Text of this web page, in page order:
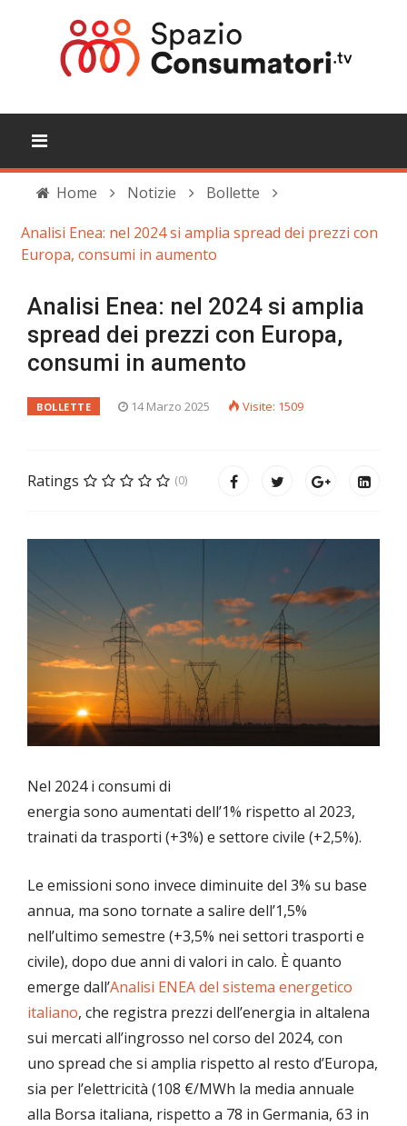
Home Notizie
Bollette
Analisi Enea: nel 2024 si amplia spread dei prezzi con
Europa, consumi in aumento
Analisi Enea: nel 2024 si amplia
spread dei prezzi con Europa,
consumi in aumento
BOLLETTE 14 Marzo 2025 Visite: 1509
Ratings (0)
Nel 2024 i consumi di
energia sono aumentati dell’1% rispetto al 2023,
trainati da trasporti (+3%) e settore civile (+2,5%).
Le emissioni sono invece diminuite del 3% su base
annua, ma sono tornate a salire dell’1,5%
nell’ultimo semestre (+3,5% nei settori trasporti e
civile), dopo due anni di valori in calo. È quanto
emerge dall’Analisi ENEA del sistema energetico
italiano, che registra prezzi dell’energia in altalena
sui mercati all’ingrosso nel corso del 2024, con
uno spread che si amplia rispetto al resto d’Europa,
sia per l’elettricità (108 €/MWh la media annuale
alla Borsa italiana, rispetto a 78 in Germania, 63 in